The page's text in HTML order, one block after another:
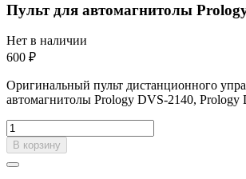
Пульт для автомагнитолы
Нет в наличии
600 ₽
Оригинальный пульт дистанционного
автомагнитолы Prology DVS-2140, Prology
В корзину